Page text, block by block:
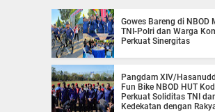
Gowes Bareng di NBOD
TNI-Polri dan Warga
Perkuat Sinergitas
Pangdam XIV/
Fun Bike NBOD HUT
Perkuat Soliditas TNI
Kedekatan dengan